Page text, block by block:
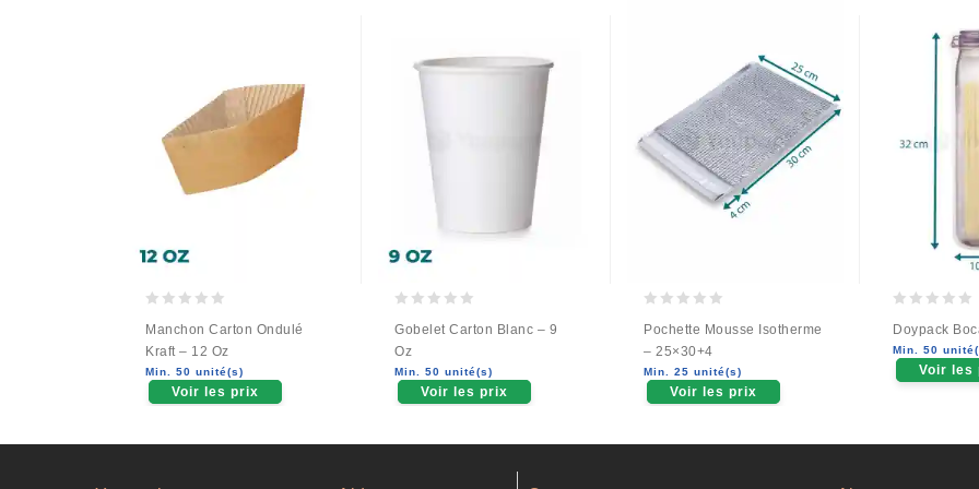
out
of
5
Manchon Carton Ondulé
Kraft – 12 Oz
Min. 50 unité(s)
Voir les prix
out
of
5
Gobelet Carton Blanc – 9
Oz
Min. 50 unité(s)
Voir les prix
out
of
5
Pochette Mousse Isotherme
– 25×30+4
Min. 25 unité(s)
Voir les prix
out
of
5
Doypack
Min. 50
Voir les